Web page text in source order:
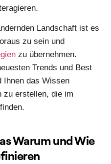
Landschaft ist es
zu sein und
zu übernehmen.
Trends und Best
Ihnen das Wissen
zu erstellen, die im
Warum und Wie